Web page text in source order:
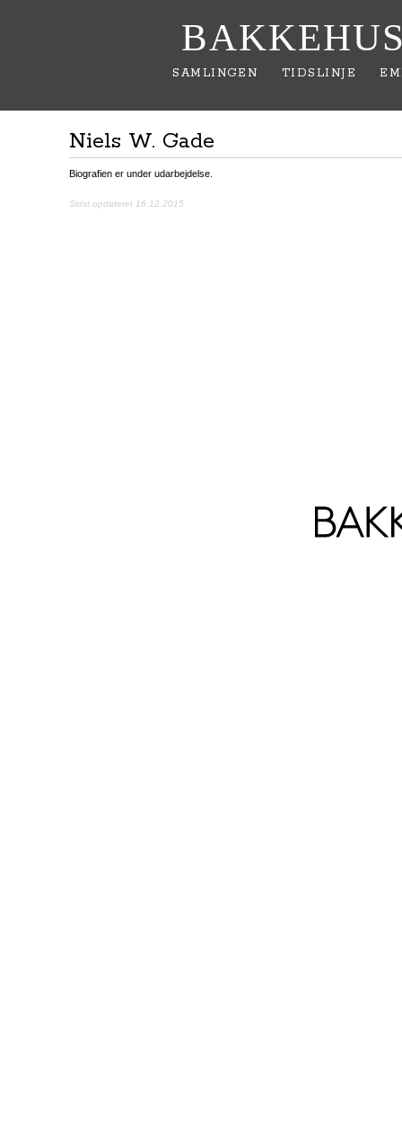
SAMLINGEN TIDSLINJE
Niels W. Gade
Biografien er under udarbejdelse.
Sidst opdateret 16.12.2015